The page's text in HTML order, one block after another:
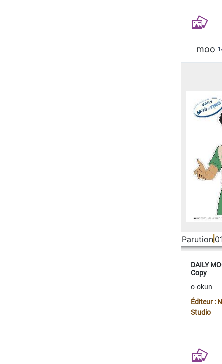
moo
Parution
DAILY
Copy
o-okun
Éditeur :
Studio